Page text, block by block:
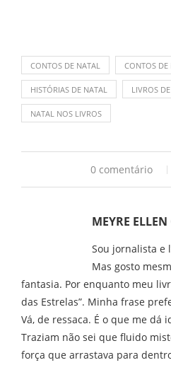
CONTOS DE NATAL CONTOS DE
HISTÓRIAS DE NATAL LIVROS
NATAL NOS LIVROS
0 comentário
MEYRE
Sou jornalista e
Mas gosto
fantasia. Por enquanto meu
das Estrelas”. Minha frase
Vá, de ressaca. É o que me dá
Traziam não sei que fluido
força que arrastava para